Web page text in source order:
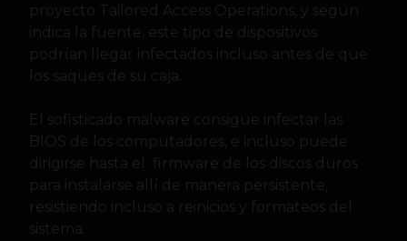
proyecto Tailored Access Operations, y según
indica la fuente, este tipo de dispositivos
podrían llegar infectados incluso antes de que
los saques de su caja.
El sofisticado malware consigue infectar las
BIOS de los computadores, e incluso puede
dirigirse hasta el firmware de los discos duros
para instalarse allí de manera persistente,
resistiendo incluso a reinicios y formateos del
sistema.